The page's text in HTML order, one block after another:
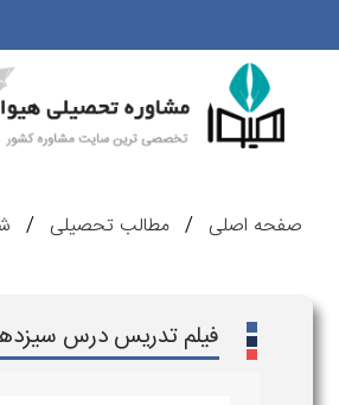
صفحه اصلی مطالب تحصیلی
فیلم تدریس درس